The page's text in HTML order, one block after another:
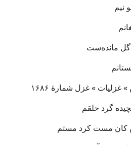
نیم
گل مانده‌ست
» غزل شمارهٔ ۱۶۸۶
گرد حلقم
کان مست کرد مستم